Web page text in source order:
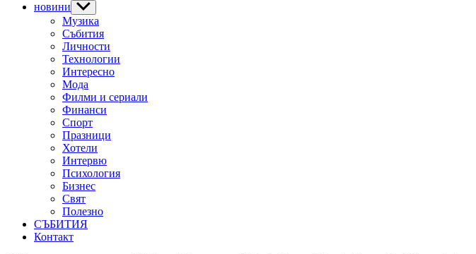
новини Show
sub
menu
Музика
Събития
Личности
Технологии
Интересно
Мода
Филми и сериали
Финанси
Спорт
Празници
Хотели
Интервю
Психология
Бизнес
Свят
Полезно
СЪБИТИЯ
Контакт